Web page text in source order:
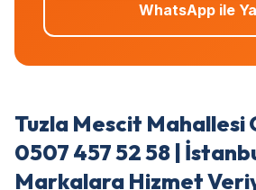
WhatsApp ile
Tuzla Mescit Mahallesi
0507 457 52 58 |
Markalara Hizmet